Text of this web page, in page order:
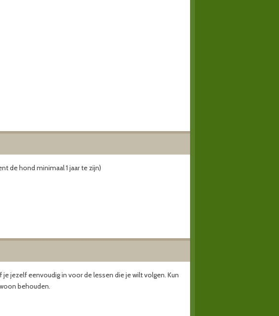
de hond minimaal 1 jaar te zijn)
jezelf eenvoudig in voor de lessen die je wilt volgen. Kun
behouden.